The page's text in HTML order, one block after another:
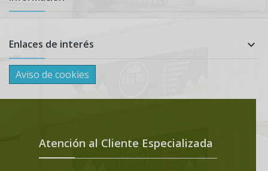
Enlaces de interés 
Aviso de cookies
Atención al Cliente Especializada